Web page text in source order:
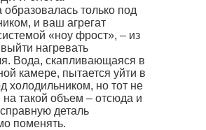
образовалась только под
и ваш агрегат
«ноу фрост», – из
нагревать
Вода, скапливающаяся в
камере, пытается уйти в
холодильником, но тот не
на такой объем – отсюда и
деталь
поменять.